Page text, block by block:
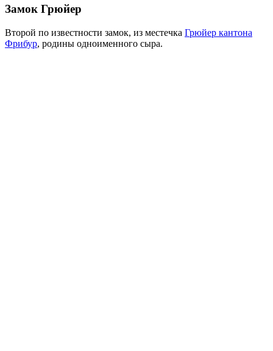
Замок Грюйер
Второй по известности замок, из местечка Грюйер кантона
Фрибур, родины одноименного сыра.